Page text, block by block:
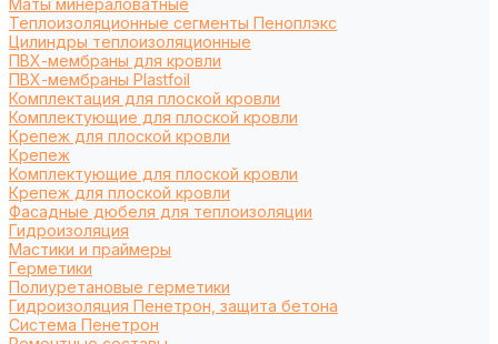
Маты минераловатные
Теплоизоляционные сегменты Пеноплэкс
Цилиндры теплоизоляционные
ПВХ-мембраны для кровли
ПВХ-мембраны Plastfoil
Комплектация для плоской кровли
Комплектующие для плоской кровли
Крепеж для плоской кровли
Крепеж
Комплектующие для плоской кровли
Крепеж для плоской кровли
Фасадные дюбеля для теплоизоляции
Гидроизоляция
Мастики и праймеры
Герметики
Полиуретановые герметики
Гидроизоляция Пенетрон, защита бетона
Система Пенетрон